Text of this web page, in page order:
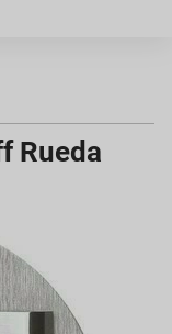
Rueda